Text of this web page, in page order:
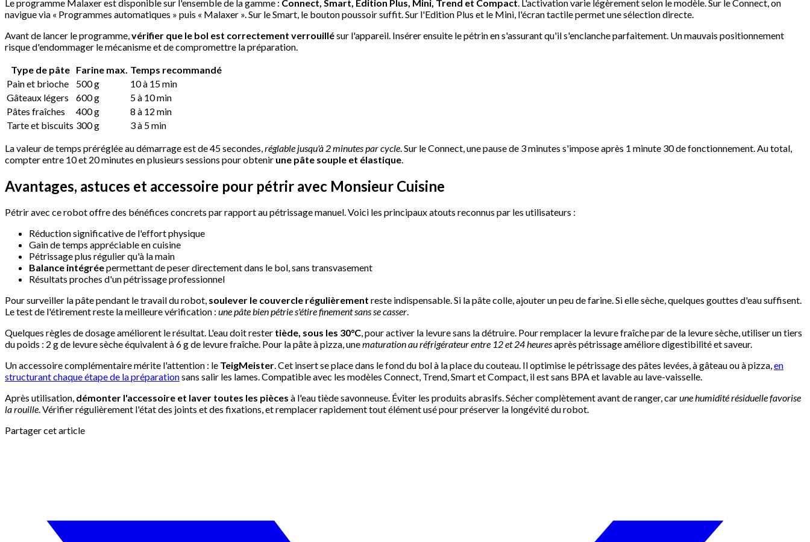
Le programme Malaxer est disponible sur l'ensemble de la gamme : Connect, Smart, Edition Plus, Mini, Trend et Compact . L'activation varie légèrement selon le modèle. Sur le Connect, on
navigue via « Programmes automatiques » puis « Malaxer ». Sur le Smart, le bouton poussoir suffit. Sur l'Edition Plus et le Mini, l'écran tactile permet une sélection directe.
Avant de lancer le programme, vérifier que le bol est correctement verrouillésur l'appareil. Insérer ensuite le pétrin en s'assurant qu'il s'enclanche parfaitement. Un mauvais positionnement
risque d'endommager le mécanisme et de compromettre la préparation.
Type de pâte
Farine max. Temps recommandé
Pain et brioche
500 g
10 à 15 min
Gâteaux légers
600 g
5 à 10 min
Pâtes fraîches
400 g
8 à 12 min
Tarte et biscuits 300 g
3 à 5 min
La valeur de temps préréglée au démarrage est de 45 secondes, réglable jusqu'à 2 minutes par cycle . Sur le Connect, une pause de 3 minutes s'impose après 1 minute 30 de fonctionnement. Au total,
compter entre 10 et 20 minutes en plusieurs sessions pour obtenir une pâte souple et élastique
Avantages, astuces et accessoire pour pétrir avec Monsieur Cuisine
Pétrir avec ce robot offre des bénéfices concrets par rapport au pétrissage manuel. Voici les principaux atouts reconnus par les utilisateurs :
Réduction significative de l'effort physique
Gain de temps appréciable en cuisine
Pétrissage plus régulier qu'à la main
Balance intégréepermettant de peser directement dans le bol, sans transvasement
Résultats proches d'un pétrissage professionnel
Pour surveiller la pâte pendant le travail du robot, soulever le couvercle régulièrement reste indispensable. Si la pâte colle, ajouter un peu de farine. Si elle sèche, quelques gouttes d'eau suffisent.
Le test de l'étirement reste la meilleure vérification : une pâte bien pétrie s'étire finement sans se casser.
Quelques règles de dosage améliorent le résultat. L'eau doit rester tiède, sous les 30°C, pour activer la levure sans la détruire. Pour remplacer la levure fraîche par de la levure sèche, utiliser un tiers
du poids : 2 g de levure sèche équivalent à 6 g de levure fraîche. Pour la pâte à pizza, unematuration au réfrigérateur entre 12 et 24 heuresaprès pétrissage améliore digestibilité et saveur.
Un accessoire complémentaire mérite l'attention : le TeigMeister. Cet insert se place dans le fond du bol à la place du couteau. Il optimise le pétrissage des pâtes levées, à gâteau ou à pizza,en
structurant chaque étape de la préparationsans salir les lames. Compatible avec les modèles Connect, Trend, Smart et Compact, il est sans BPA et lavable au lave-vaisselle.
Après utilisation, démonter l'accessoire et laver toutes les pièces à l'eau tiède savonneuse. Éviter les produits abrasifs. Sécher complètement avant de ranger, carune humidité résiduelle favorise
la rouille. Vérifier régulièrement l'état des joints et des fixations, et remplacer rapidement tout élément usé pour préserver la longévité du robot.
Partager cet article